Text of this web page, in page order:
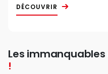
DÉCOUVRIR
Les immanquables
!